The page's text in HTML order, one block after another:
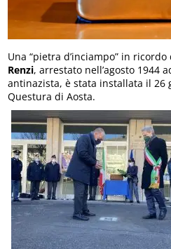
Una “pietra d’inciampo” in
Renzi, arrestato nell’agosto 1944
antinazista, è stata installata il 26
Questura di Aosta.